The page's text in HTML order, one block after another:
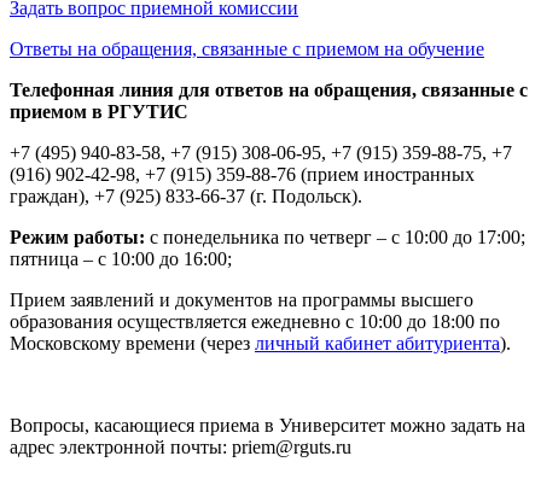
Задать вопрос приемной комиссии
Ответы на обращения, связанные с приемом на обучение
Телефонная линия для ответов на обращения, связанные с
приемом в РГУТИС
+7 (495) 940-83-58, +7 (915) 308-06-95, +7 (915) 359-88-75, +7
(916) 902-42-98, +7 (915) 359-88-76 (прием иностранных
граждан), +7 (925) 833-66-37 (г. Подольск).
Режим работы: с понедельника по четверг – с 10:00 до 17:00;
пятница – с 10:00 до 16:00;
Прием заявлений и документов на программы высшего
образования осуществляется ежедневно с 10:00 до 18:00 по
Московскому времени (через личный кабинет абитуриента).
Вопросы, касающиеся приема в Университет можно задать на
адрес электронной почты: priem@rguts.ru